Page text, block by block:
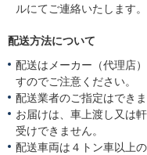
ルにてご連絡いたします。
配送方法について
配送はメーカー（代理店
すのでご注意ください。
配送業者のご指定はできま
お届けは、車上渡し又は
受けできません。
配送車両は４トン車以上